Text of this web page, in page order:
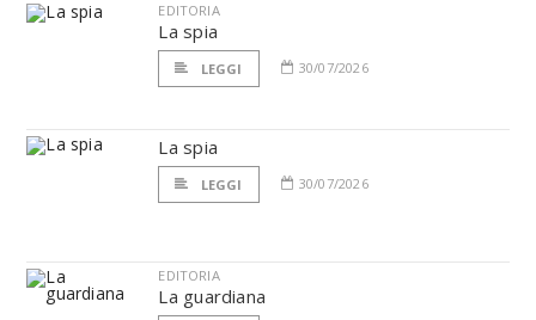
EDITORIA
La spia
LEGGI 30/07/2026
La spia
LEGGI 30/07/2026
EDITORIA
La guardiana